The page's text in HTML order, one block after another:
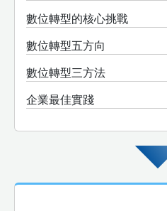
數位轉型的核心挑戰
數位轉型五方向
數位轉型三方法
企業最佳實踐